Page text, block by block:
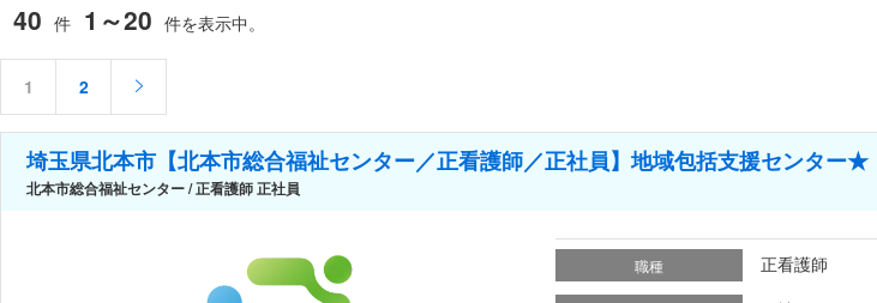
40 件 1～20 件を表示中。
1 2
埼玉県北本市【北本市総合福祉センター／正看護師／正社員】地域包括支援センター★
北本市総合福祉センター / 正看護師 正社員
職種 正看護師